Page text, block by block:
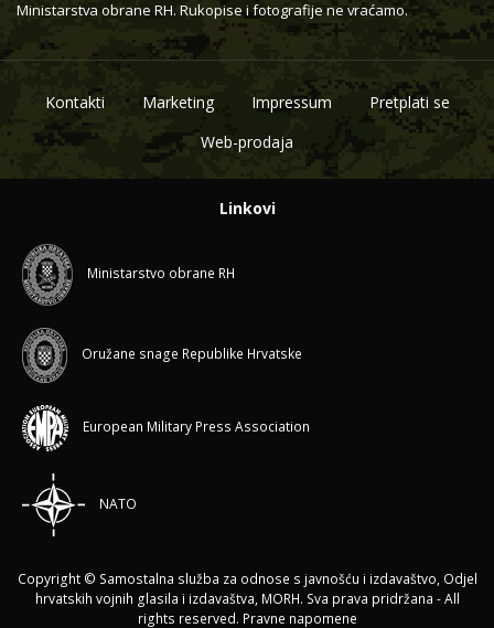
Ministarstva obrane RH. Rukopise i fotografije ne vraćamo.
Kontakti Marketing Impressum
Pretplati se
Web-prodaja
Linkovi
Ministarstvo obrane RH
Oružane snage Republike Hrvatske
European Military Press Association
NATO
Copyright © Samostalna služba za odnose s javnošću i izdavaštvo, Odjel
hrvatskih vojnih glasila i izdavaštva, MORH. Sva prava pridržana - All
rights reserved. Pravne napomene